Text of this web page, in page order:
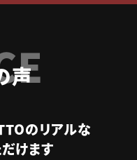
声
のリアルな
けます